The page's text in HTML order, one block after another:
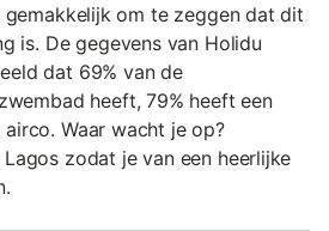
om te zeggen dat dit
is. De gegevens van Holidu
dat 69% van de
heeft, 79% heeft een
airco. Waar wacht je op?
zodat je van een heerlijke